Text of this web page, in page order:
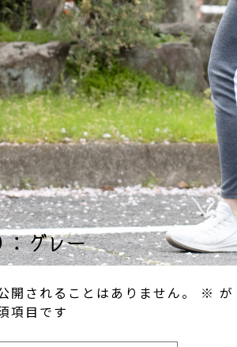
開されることはありません。
※ が
項目です